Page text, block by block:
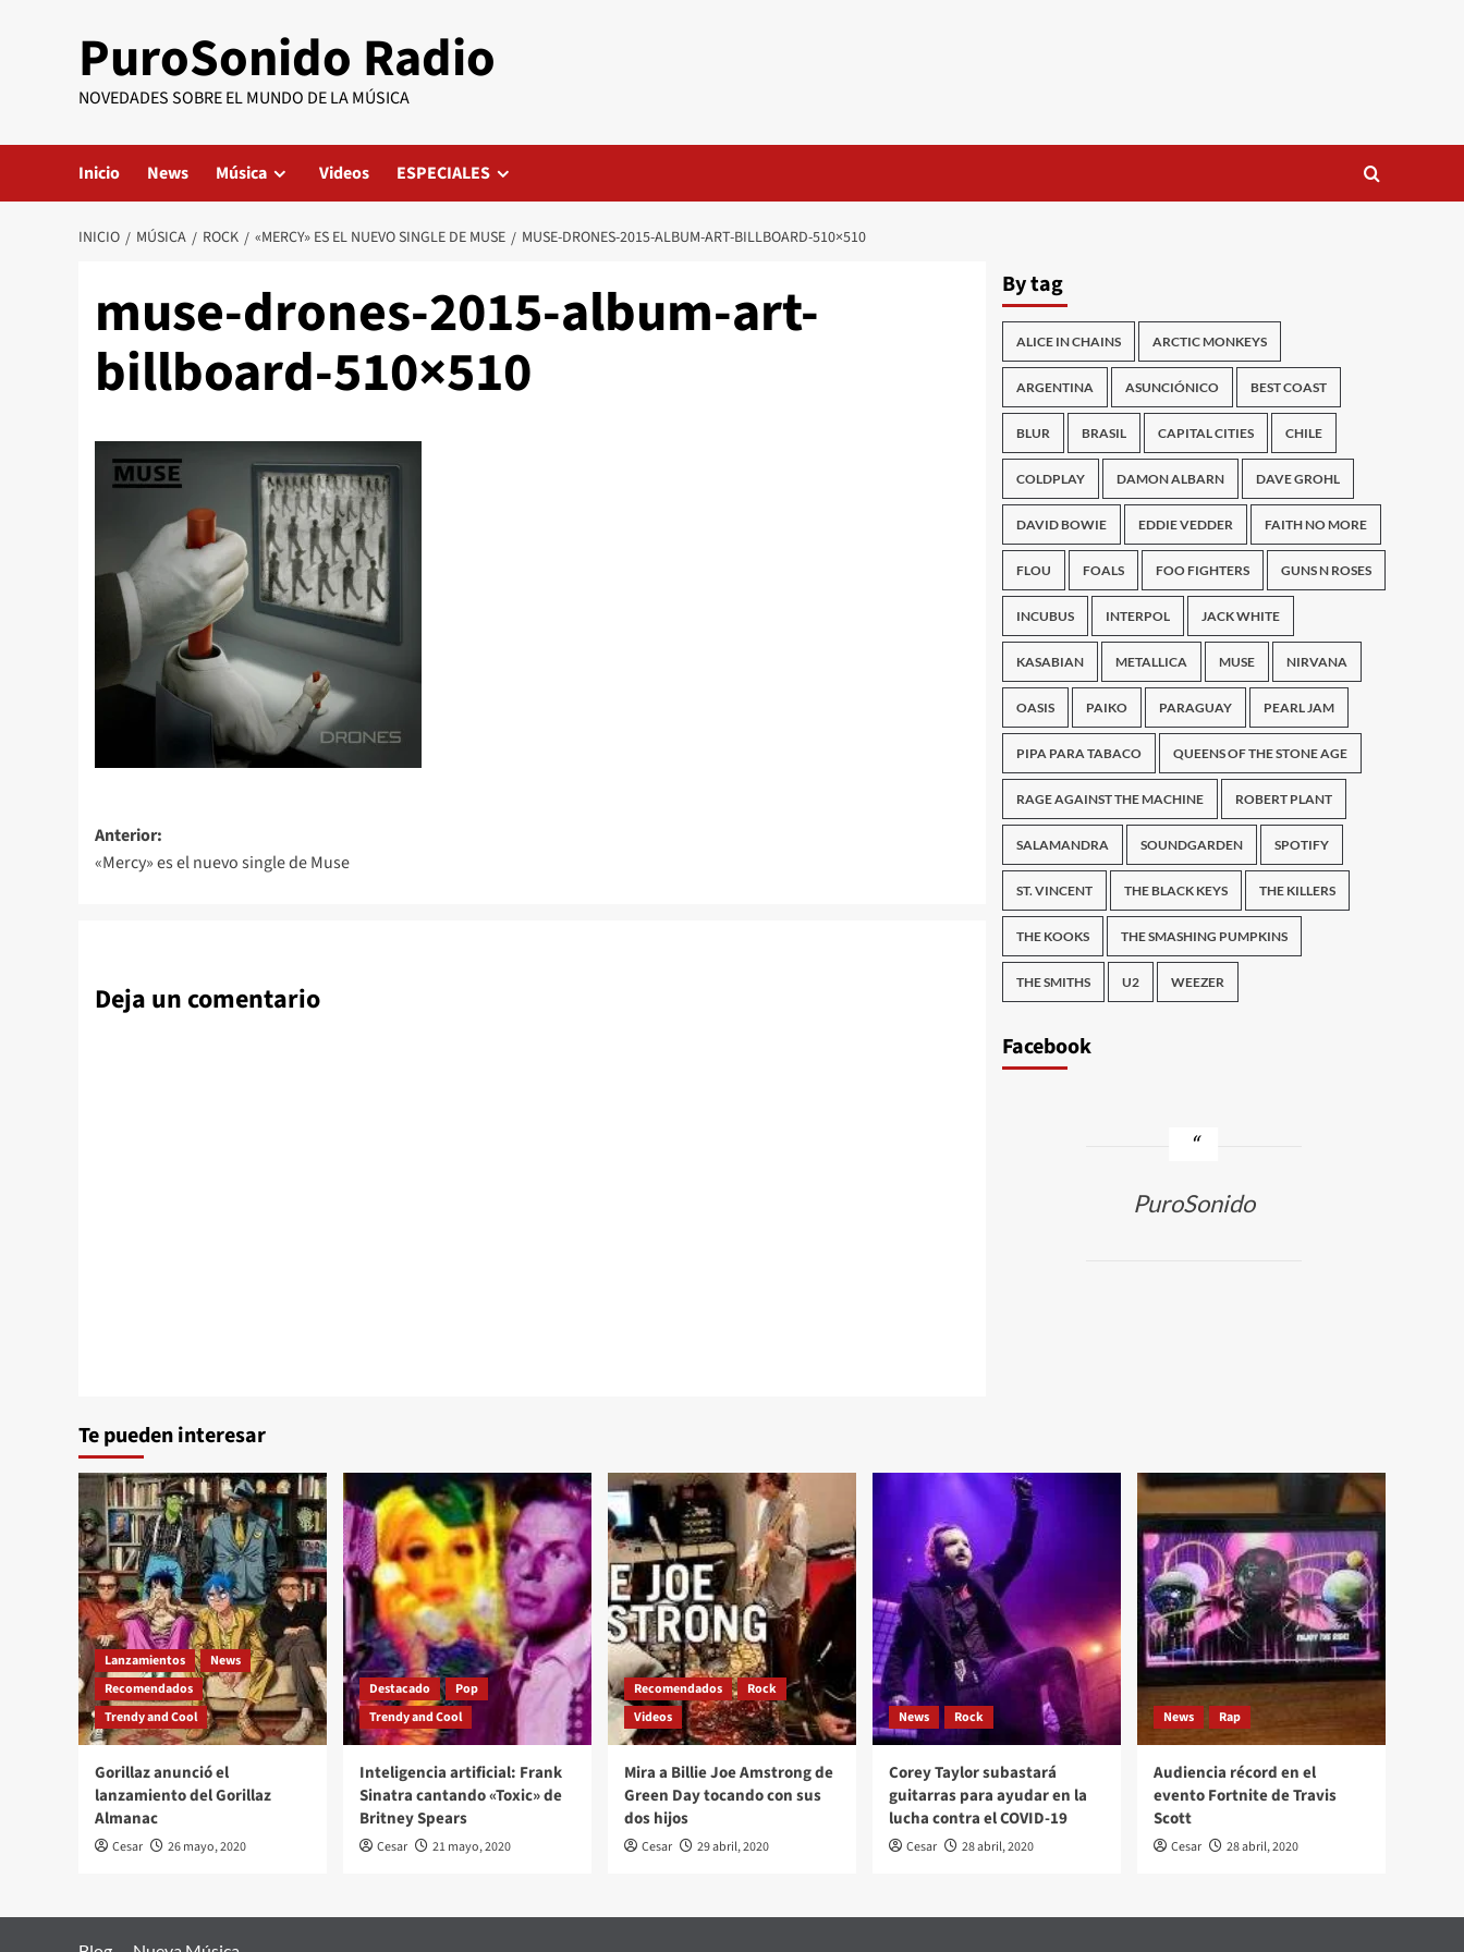
PuroSonido Radio
NOVEDADES SOBRE EL MUNDO DE LA MÚSICA
Inicio News Música Videos ESPECIALES
INICIO MÚSICA ROCK «MERCY» ES EL NUEVO SINGLE DE MUSE MUSE-DRONES-2015-ALBUM-ART-BILLBOARD-510×510
muse-drones-2015-album-art-
billboard-510×510
Navegación
de
Anterior:
«Mercy» es el nuevo single de Muse
Deja un comentario
By tag
ALICE IN CHAINS ARCTIC MONKEYS
ARGENTINA ASUNCIÓNICO BEST COAST
BLUR BRASIL CAPITAL CITIES CHILE
COLDPLAY DAMON ALBARN DAVE GROHL
DAVID BOWIE EDDIE VEDDER FAITH NO MORE
FLOU FOALS FOO FIGHTERS GUNS N ROSES
INCUBUS INTERPOL JACK WHITE
KASABIAN METALLICA MUSE NIRVANA
OASIS PAIKO PARAGUAY PEARL JAM
PIPA PARA TABACO QUEENS OF THE STONE AGE
RAGE AGAINST THE MACHINE ROBERT PLANT
SALAMANDRA SOUNDGARDEN SPOTIFY
ST. VINCENT THE BLACK KEYS THE KILLERS
THE KOOKS THE SMASHING PUMPKINS
THE SMITHS U2 WEEZER
Facebook
PuroSonido
Te pueden interesar
Lanzamientos
News
Recomendados
Trendy and Cool
Gorillaz anunció el
lanzamiento del Gorillaz
Almanac
Cesar 26 mayo, 2020
Destacado
Pop
Trendy and Cool
Inteligencia artificial: Frank
Sinatra cantando «Toxic» de
Britney Spears
Cesar 21 mayo, 2020
Recomendados
Rock
Videos
Mira a Billie Joe Amstrong de
Green Day tocando con sus
dos hijos
Cesar 29 abril, 2020
News Rock
Corey Taylor subastará
guitarras para ayudar en la
lucha contra el COVID-19
Cesar 28 abril, 2020
News Rap
Audiencia récord en el
evento Fortnite de Travis
Scott
Cesar 28 abril, 2020